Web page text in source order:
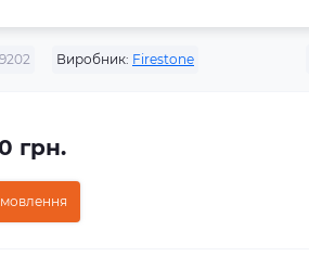
Виробник: Firestone
грн.